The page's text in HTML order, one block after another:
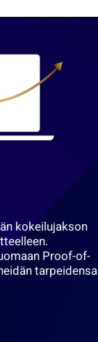
kokeilujakson
Proof-of-
tarpeidensa